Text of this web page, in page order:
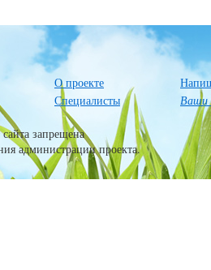
О проекте
Специалисты
Ваши
запрещена
администрации проекта.